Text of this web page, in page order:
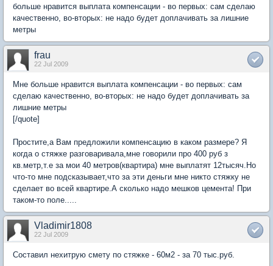
больше нравится выплата компенсации - во первых: сам сделаю
качественно, во-вторых: не надо будет доплачивать за лишние
метры
frau
22 Jul 2009
Мне больше нравится выплата компенсации - во первых: сам
сделаю качественно, во-вторых: не надо будет доплачивать за
лишние метры
[/quote]
Простите,а Вам предложили компенсацию в каком размере? Я
когда о стяжке разговаривала,мне говорили про 400 руб з
кв.метр,т.е за мои 40 метров(квартира) мне выплатят 12тысяч.Но
что-то мне подсказывает,что за эти деньги мне никто стяжку не
сделает во всей квартире.А сколько надо мешков цемента! При
таком-то поле.....
Vladimir1808
22 Jul 2009
Составил нехитрую смету по стяжке - 60м2 - за 70 тыс.руб.